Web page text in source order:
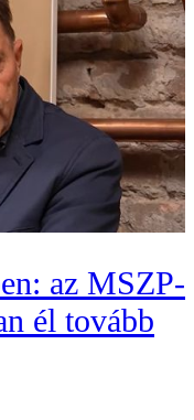
az MSZP-
él tovább